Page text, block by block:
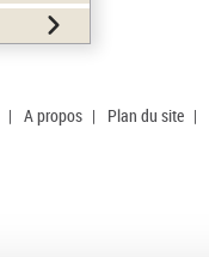
| A propos | Plan du site |